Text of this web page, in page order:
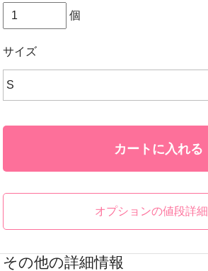
個
サイズ
カートに入れる
オプションの値段詳細
その他の詳細情報